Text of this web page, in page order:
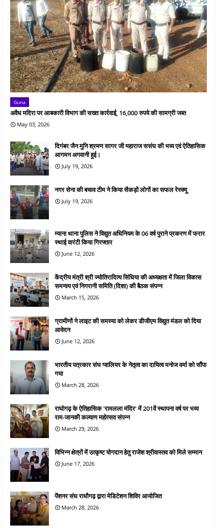
Guna
अवैध मदिरा पर आबकारी विभाग की सख्त कार्रवाई, 16,000 रुपये की सामग्री जब्त
May 03, 2026
दिगंबर जैन मुनि श्रमण सागर जी महाराज ससंघ की भव्य एवं ऐतिहासिक
आगमन अगवानी हुई।
July 19, 2026
नगर सेना की बचाव टीम ने किया सैकड़ों लोगों का सफल रेस्क्यू
July 19, 2026
म्याना थाना पुलिस ने विद्युत अधिनियम के 06 वर्ष पुराने प्रकरण में फरार
स्थाई वारंटी किया गिरफ्तार
June 12, 2026
केंद्रीय मंत्री श्री ज्योतिरादित्य सिंधिया की अध्यक्षता में जिला विकास
समन्वय एवं निगरानी समिति (दिशा) की बैठक संपन्न
March 15, 2026
ग्रामीणों ने लाइट की समस्या को लेकर डीजीएम विद्युत मंडल को दिया
आवेदन
June 12, 2026
भारतीय पत्रकार संघ ग्वालियर के नेतृत्व का दायित्व मनोज वर्मा को सौंपा
गया
March 28, 2026
राघोगढ़ के ऐतिहासिक 'रामलला मंदिर' में 201वें स्थापना वर्ष पर भव्य
राम-जानकी कल्याण महोत्सव संपन्न
March 29, 2026
विभिन्न क्षेत्रों में उत्कृष्ट योगदान हेतु राजेश श्रीवास्तव को मिले सम्मान
June 17, 2026
पेंशनर संघ राघौगढ़ द्वारा मेडिटेशन शिविर आयोजित
March 28, 2026